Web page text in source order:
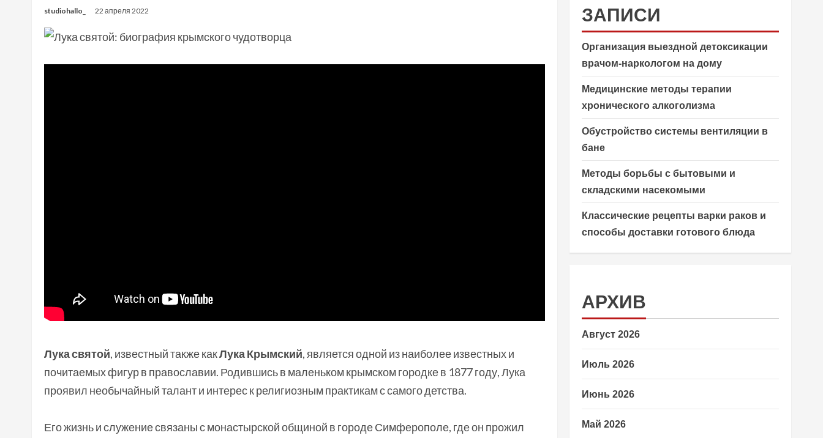
studiohallo_ 22 апреля 2022
Лука святой, известный также какЛука Крымский, является одной из наиболее известных и
почитаемых фигур в православии. Родившись в маленьком крымском городке в 1877 году, Лука
проявил необычайный талант и интерес к религиозным практикам с самого детства.
Его жизнь и служение связаны с монастырской общиной в городе Симферополе, где он прожил
ЗАПИСИ
Организация выездной детоксикации
врачом-наркологом на дому
Медицинские методы терапии
хронического алкоголизма
Обустройство системы вентиляции в
бане
Методы борьбы с бытовыми и
складскими насекомыми
Классические рецепты варки раков и
способы доставки готового блюда
АРХИВ
Август 2026
Июль 2026
Июнь 2026
Май 2026